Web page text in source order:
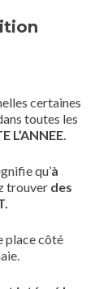
certaines
toutes les
L’ANNEE.
qu’à
trouver des
place côté